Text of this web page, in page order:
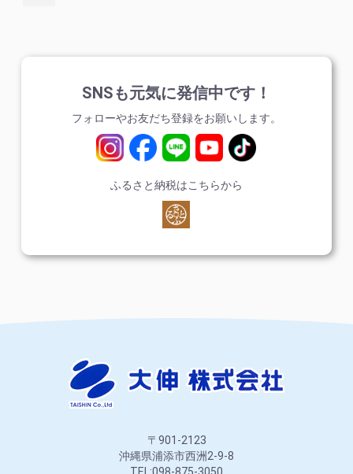
SNSも元気に発信中です！
フォローやお友だち登録をお願いします。
ふるさと納税はこちらから
〒901-2123
沖縄県浦添市西洲2-9-8